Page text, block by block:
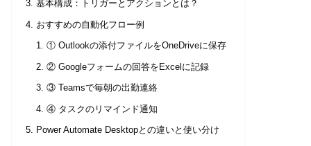
基本構成：トリガーとアクションとは？
おすすめの自動化フロー例
① Outlookの添付ファイルをOneDriveに保存
② Googleフォームの回答をExcelに記録
③ Teamsで毎朝の出勤連絡
④ タスクのリマインド通知
Power Automate Desktopとの違いと使い分け